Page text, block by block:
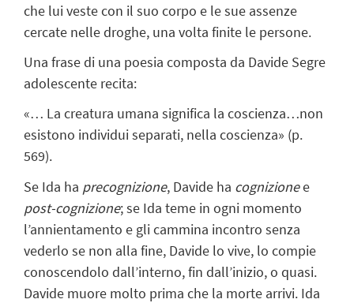
che lui veste con il suo corpo e le sue assenze
cercate nelle droghe, una volta finite le persone.
Una frase di una poesia composta da Davide Segre
adolescente recita:
«… La creatura umana significa la coscienza…non
esistono individui separati, nella coscienza» (p.
569).
Se Ida ha precognizione, Davide ha cognizionee
post-cognizione; se Ida teme in ogni momento
l’annientamento e gli cammina incontro senza
vederlo se non alla fine, Davide lo vive, lo compie
conoscendolo dall’interno, fin dall’inizio, o quasi.
Davide muore molto prima che la morte arrivi. Ida